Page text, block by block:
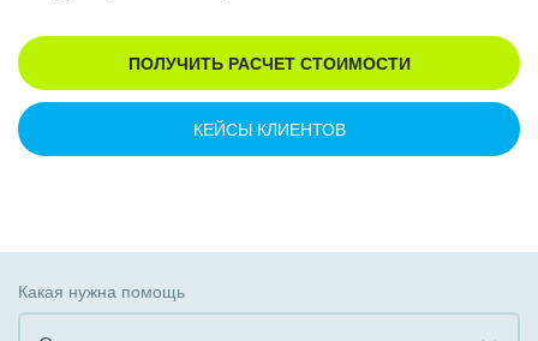
ПОЛУЧИТЬ РАСЧЕТ СТОИМОСТИ
КЕЙСЫ КЛИЕНТОВ
Какая нужна помощь